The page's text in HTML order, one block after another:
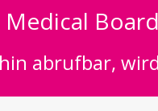
Medical
abrufbar,